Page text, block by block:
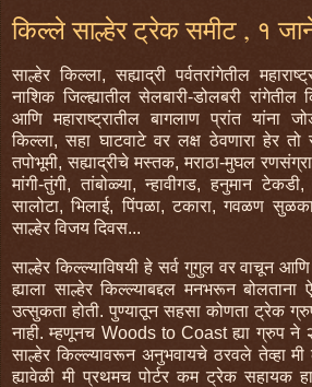
किल्ले साल्हेर ट्रेक समीट , १
साल्हेर किल्ला, सह्याद्री पर्वतरांगेतील
नाशिक जिल्ह्यातील सेलबारी-डोलबरी
आणि महाराष्ट्रातील बागलाण प्रांत यांना
किल्ला, सहा घाटवाटे वर लक्ष ठेवणारा हेर तो
तपोभूमी, सह्याद्रीचे मस्तक, मराठा-मुघल
मांगी-तुंगी, तांबोळ्या, न्हावीगड, हनुमान
सालोटा, भिलाई, पिंपळा, टकारा, गवळण
साल्हेर विजय दिवस...
साल्हेर किल्ल्याविषयी हे सर्व गुगुल वर वाचून
ह्याला साल्हेर किल्ल्याबद्दल मनभरून बोलताना
उत्सुकता होती. पुण्यातून सहसा कोणता ट्रेक
नाही. म्हणूनच Woods to Coast ह्या ग्रुप ने
साल्हेर किल्ल्यावरून अनुभवायचे ठरवले तेव्हा
ह्यावेळी मी प्रथमच पोर्टर कम ट्रेक सहायक